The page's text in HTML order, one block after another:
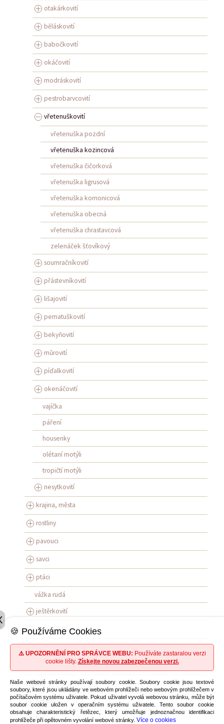
otakárkovití
běláskovití
babočkovití
okáčovití
modráskovití
pestrobarvcovití
vřetenuškovití
vřetenuška pozdní
vřetenuška kozincová
vřetenuška čičorková
vřetenuška ligrusová
vřetenuška komonicová
vřetenuška obecná
vřetenuška chrastavcová
zelenáček šťovíkový
soumračníkovití
přástevníkovití
lišajovití
pernatuškovití
bekyňovití
můrovití
píďalkovití
okenáčovití
vajíčka
páření
housenky
olétaní motýli
tropičtí motýli
nesytkovití
krajina, města
rostliny
pavouci
savci
ptáci
vážka rudá
ještěrkovití
rovnokřídlí
obojživelníci
síťokřídlí
lidé
ostatní
brouci
🍪 Používáme Cookies
⚠️ UPOZORNĚNÍ PRO SPRÁVCE WEBU: Používáte zastaralou verzi
cookie lišty. Získejte novou zabezpečenou verzi.
Naše webové stránky používají soubory cookie. Soubory cookie jsou textové
soubory, které jsou ukládány ve webovém prohlížeči nebo webovým prohlížečem v
počítačovém systému uživatele. Pokud uživatel vyvolá webovou stránku, může být
soubor cookie uložen v operačním systému uživatele. Tento soubor cookie
obsahuje charakteristický řetězec, který umožňuje jednoznačnou identifikaci
prohlížeče při opětovném vyvolání webové stránky. Více o cookies